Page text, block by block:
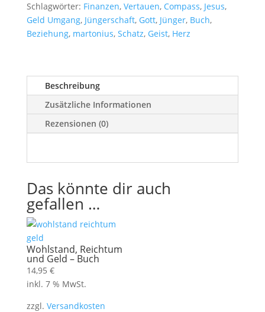
Schlagwörter: Finanzen, Vertauen, Compass, Jesus,
Geld Umgang, Jüngerschaft, Gott, Jünger, Buch,
Beziehung, martonius, Schatz, Geist, Herz
Beschreibung
Zusätzliche Informationen
Rezensionen (0)
Das könnte dir auch
gefallen …
Wohlstand, Reichtum
und Geld – Buch
14,95 €
inkl. 7 % MwSt.
zzgl. Versandkosten